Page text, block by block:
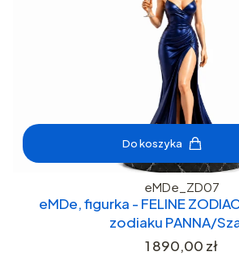
Do koszyka
eMDe_ZD07
eMDe, figurka - FELINE
zodiaku PANNA/
Cena
1 890,00 zł